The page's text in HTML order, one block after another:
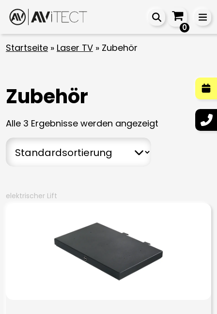
0
Startseite » Laser TV » Zubehör
Zubehör
Alle 3 Ergebnisse werden angezeigt
elektrischer Lift